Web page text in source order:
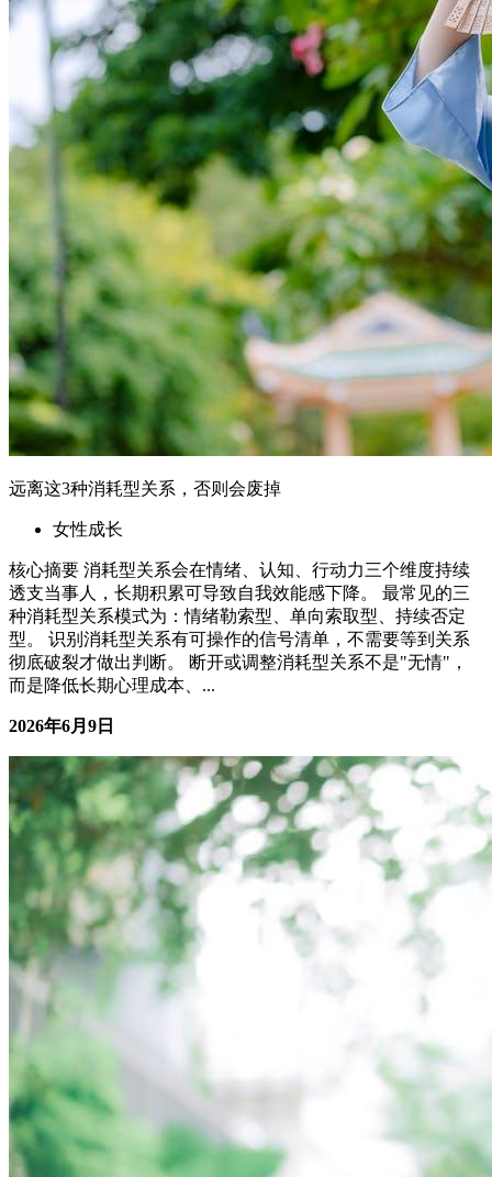
远离这3种消耗型关系，否则会废掉
女性成长
核心摘要 消耗型关系会在情绪、认知、行动力三个维度持续
透支当事人，长期积累可导致自我效能感下降。 最常见的三
种消耗型关系模式为：情绪勒索型、单向索取型、持续否定
型。 识别消耗型关系有可操作的信号清单，不需要等到关系
彻底破裂才做出判断。 断开或调整消耗型关系不是"无情"，
而是降低长期心理成本、...
2026年6月9日